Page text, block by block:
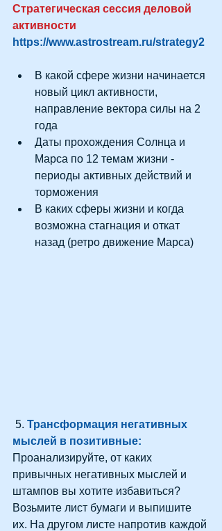
Стратегическая сессия деловой
активности
https://www.astrostream.ru/strategy2
В какой сфере жизни начинается
новый цикл активности,
направление вектора силы на 2
года
Даты прохождения Солнца и
Марса по 12 темам жизни -
периоды активных действий и
торможения
В каких сферы жизни и когда
возможна стагнация и откат
назад (ретро движение Марса)
5. Трансформация негативных
мыслей в позитивные:
Проанализируйте, от каких
привычных негативных мыслей и
штампов вы хотите избавиться?
Возьмите лист бумаги и выпишите
их. На другом листе напротив каждой